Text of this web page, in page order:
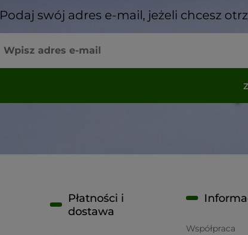
Podaj swój adres e-mail, jeżeli chcesz
Płatności i
dostawa
Współpraca